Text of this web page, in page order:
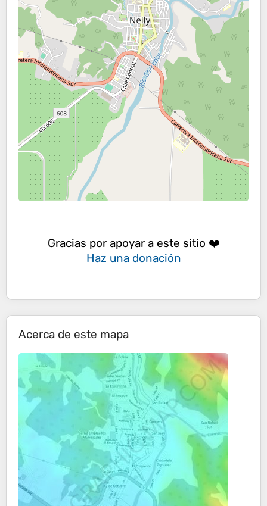
Gracias por apoyar a este sitio ❤️
Haz una donación
Acerca de este mapa